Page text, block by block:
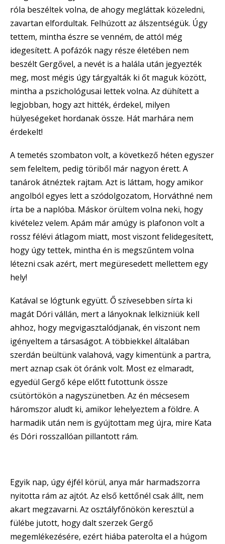
róla beszéltek volna, de ahogy megláttak közeledni,
zavartan elfordultak. Felhúzott az álszentségük. Úgy
tettem, mintha észre se venném, de attól még
idegesített. A pofázók nagy része életében nem
beszélt Gergővel, a nevét is a halála után jegyezték
meg, most mégis úgy tárgyalták ki őt maguk között,
mintha a pszichológusai lettek volna. Az dühített a
legjobban, hogy azt hitték, érdekel, milyen
hülyeségeket hordanak össze. Hát marhára nem
érdekelt!
A temetés szombaton volt, a következő héten egyszer
sem feleltem, pedig töriből már nagyon érett. A
tanárok átnéztek rajtam. Azt is láttam, hogy amikor
angolból egyes lett a szódolgozatom, Horváthné nem
írta be a naplóba. Máskor örültem volna neki, hogy
kivételez velem. Apám már amúgy is plafonon volt a
rossz félévi átlagom miatt, most viszont felidegesített,
hogy úgy tettek, mintha én is megszűntem volna
létezni csak azért, mert megüresedett mellettem egy
hely!
Katával se lógtunk együtt. Ő szívesebben sírta ki
magát Dóri vállán, mert a lányoknak lelkizniük kell
ahhoz, hogy megvigasztalódjanak, én viszont nem
igényeltem a társaságot. A többiekkel általában
szerdán beültünk valahová, vagy kimentünk a partra,
mert aznap csak öt óránk volt. Most ez elmaradt,
egyedül Gergő képe előtt futottunk össze
csütörtökön a nagyszünetben. Az én mécsesem
háromszor aludt ki, amikor lehelyeztem a földre. A
harmadik után nem is gyújtottam meg újra, mire Kata
és Dóri rosszallóan pillantott rám.
Egyik nap, úgy éjfél körül, anya már harmadszorra
nyitotta rám az ajtót. Az első kettőnél csak állt, nem
akart megzavarni. Az osztályfőnökön keresztül a
fülébe jutott, hogy dalt szerzek Gergő
megemlékezésére, ezért hiába paterolta el a húgom